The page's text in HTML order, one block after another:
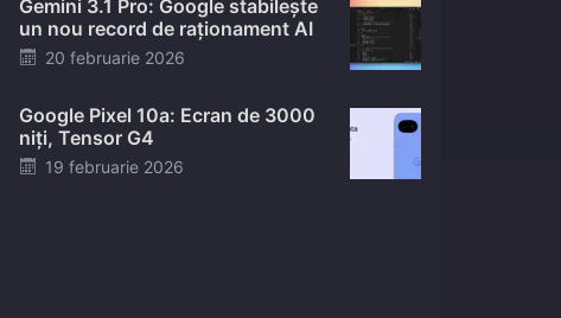
Gemini 3.1 Pro: Google stabilește
un nou record de raționament AI
Posted
20 februarie 2026
Google Pixel 10a: Ecran de 3000
niți, Tensor G4
Posted
19 februarie 2026